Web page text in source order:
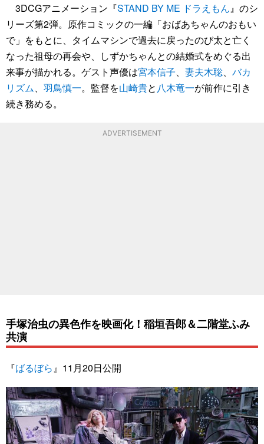
3DCGアニメーション『STAND BY ME ドラえもん』のシ
リーズ第2弾。原作コミックの一編「おばあちゃんのおもい
で」をもとに、タイムマシンで過去に戻ったのび太と亡く
なった祖母の再会や、しずかちゃんとの結婚式をめぐる出
来事が描かれる。ゲスト声優は宮本信子、 妻夫木聡、 バカ
リズム、 羽鳥慎一。監督を山崎貴と 八木竜一が前作に引き
続き務める。
ADVERTISEMENT
手塚治虫の異色作を映画化！稲垣吾郎＆二階堂ふみ
共演
『ばるぼら 』11月20日公開